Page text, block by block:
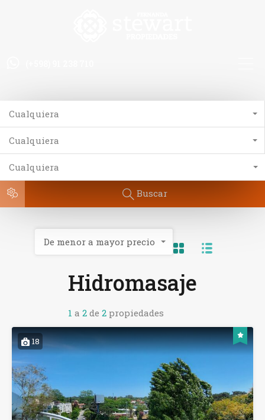
Cualquiera
Cualquiera
Cualquiera
Buscar
Hidromasaje
1 a 2 de 2 propiedades
De menor a mayor precio
18